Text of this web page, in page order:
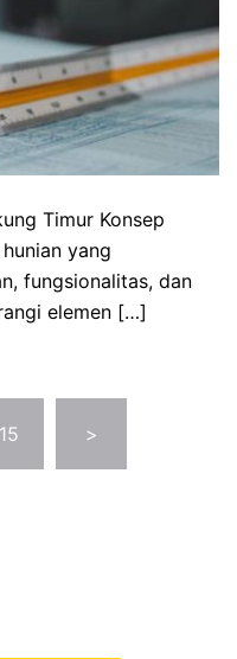
Timur Konsep
yang
fungsionalitas, dan
elemen […]
15 >